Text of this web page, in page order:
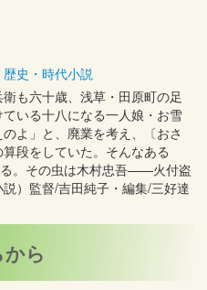
歴史・時代小説
も六十歳、浅草・田原町の足
いる十八になる一人娘・お雪
よ」と、廃業を考え、〔おさ
段をしていた。そんなある
る。その虫は木村忠吾——火付盗
）監督/吉田純子・編集/三好達
ら